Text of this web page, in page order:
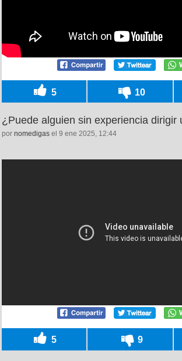
5 10
¿Puede alguien sin experiencia dirigir
por nomedigas el 9 ene 2025, 12:44
5 9